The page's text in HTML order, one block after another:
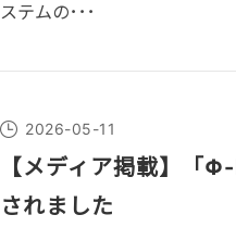
ステムの･･･
2026-05-11
【メディア掲載】「
されました